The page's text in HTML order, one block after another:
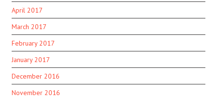
April 2017
March 2017
February 2017
January 2017
December 2016
November 2016